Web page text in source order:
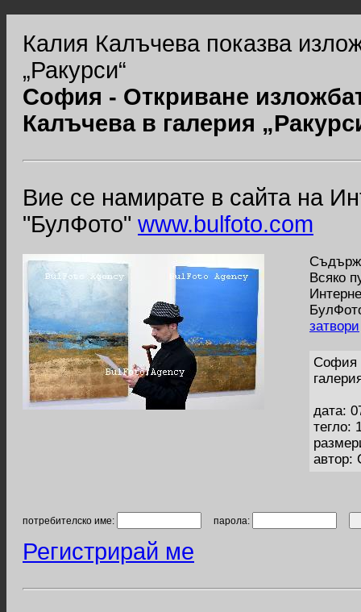
Калия Калъчева показва
„Ракурси“
София - Откриване
Калъчева в галерия
Вие се намирате в сайта на
"БулФото" www.bulfoto.com
Всяко
затвори
София
дата:
тегло:
автор:
потребителско име: парола:
Регистрирай ме